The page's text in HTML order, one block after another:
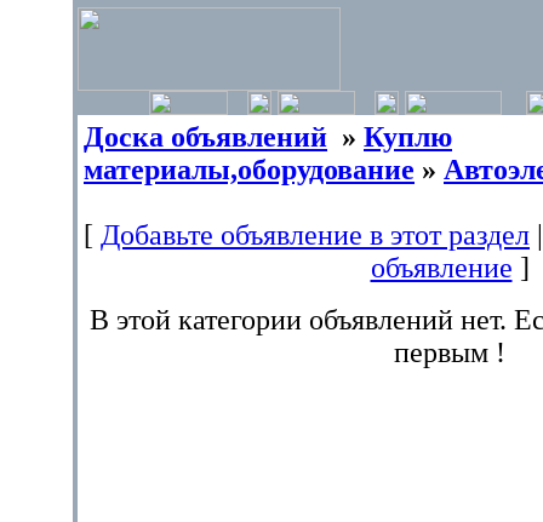
Доска объявлений » Куплю
материалы,оборудование »
[ Добавьте объявление в этот раздел
объявление ]
В этой категории объявлений нет.
первым !